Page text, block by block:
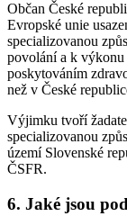
Občan České
Evropské unie
specializovanou
povolání a k výkonu
poskytováním
než v České
Výjimku tvoří
specializovanou
území Slovenské
ČSFR.
6. Jaké jsou